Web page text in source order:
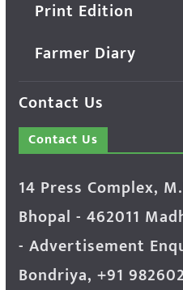
Print Edition
Farmer Diary
Contact Us
Contact Us
14 Press Complex,
Bhopal - 462011
- Advertisement
Bondriya, +91